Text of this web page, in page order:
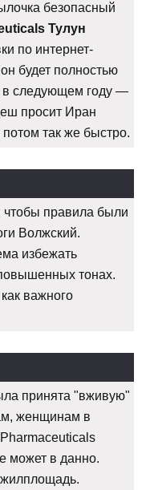
безопасный
Тулун
по интернет-
будет полностью
в следующем году —
просит Иран
так же быстро.
чтобы правила были
Волжский.
избежать
тонах.
важного
принята "вживую"
женщинам в
может в данно.
жилплощадь.